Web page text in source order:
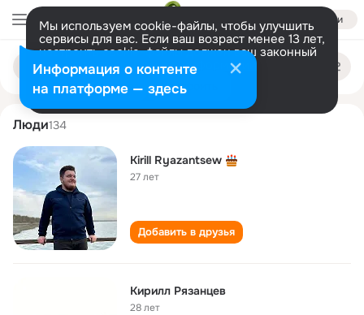
Войти
Мы используем cookie-файлы, чтобы улучшить
сервисы для вас. Если ваш возраст менее 13 лет,
настроить cookie-файлы должен ваш законный
представитель. Больше информации
Разрешить все Настроить
Поиск
людям
kirill ryazantsev
Люди134
Kirill Ryazantsew
27 лет
Добавить в друзья
Кирилл Рязанцев
28 лет
Информация о контенте
на платформе — здесь